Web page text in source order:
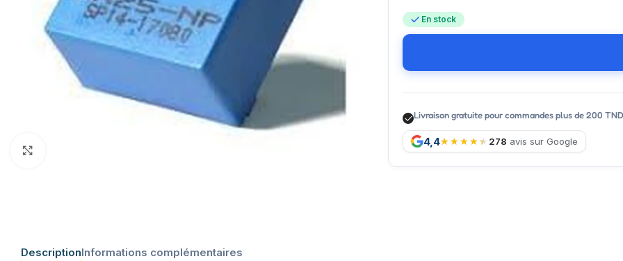
En stock
Livraison gratuite pour commandes plus de 200 TND
4,4 278 avis sur Google
DescriptionInformations complémentaires